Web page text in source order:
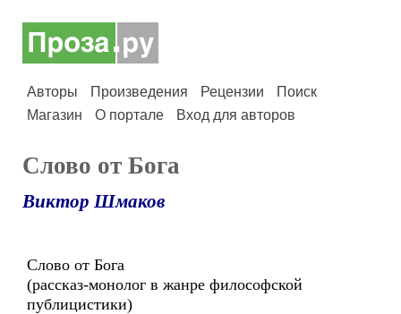
Авторы Произведения Рецензии
Поиск
Магазин
О портале Вход для авторов
Слово от Бога
Виктор Шмаков
Слово от Бога
(рассказ-монолог в жанре философской
публицистики)